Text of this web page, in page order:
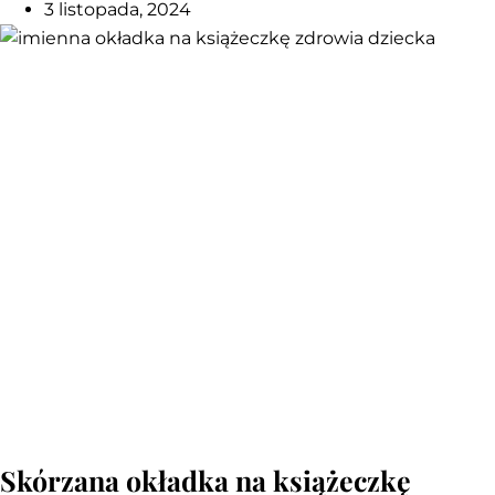
3 listopada, 2024
Skórzana okładka na książeczkę